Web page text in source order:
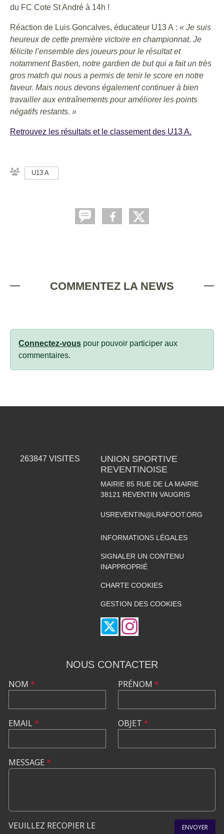
du FC Cote St André à 14h !
Réaction de Luis Goncalves, éducateur U13 A : « Je suis
heureux de cette première victoire en championnat. Je
félicite l’ensemble des joueurs pour le résultat et
notamment Bastien, notre gardien de but qui a fait un très
gros match qui nous a permis de tenir le score en notre
faveur. Mais nous devons également continuer à bien
travailler aux entraînements pour améliorer les points
négatifs restants. »
Retrouvez les résultats et le classement des U13 A.
U13 A
COMMENTEZ LA NEWS
Connectez-vous pour pouvoir participer aux
commentaires.
263847 VISITES
UNION SPORTIVE
REVENTINOISE
MAIRIE 85 RUE DE LA MAIRIE
38121 REVENTIN VAUGRIS
USREVENTIN@LRAFOOT.ORG
INFORMATIONS LÉGALES
SIGNALER UN CONTENU
INAPPROPRIÉ
CHARTE COOKIES
GESTION DES COOKIES
NOUS CONTACTER
NOM *
EMAIL*
PRÉNOM *
OBJET *
MESSAGE *
VEUILLEZ RECOPIER LE
ENVOYER